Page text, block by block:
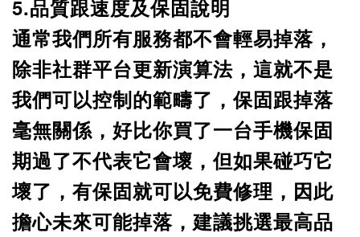
5.品質跟速度及保固說明
通常我們所有服務都不會輕易掉落，
除非社群平台更新演算法，這就不是
我們可以控制的範疇了，保固跟掉落
毫無關係，好比你買了一台手機保固
期過了不代表它會壞，但如果碰巧它
壞了，有保固就可以免費修理，因此
擔心未來可能掉落，建議挑選最高品